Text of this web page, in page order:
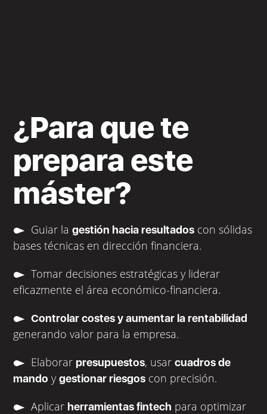
¿Para que te
prepara este
máster?
Guiar lagestión hacia resultados con sólidas
bases técnicas en dirección financiera.
Tomar decisiones estratégicas y liderar
eficazmente el área económico-financiera.
Controlar costes y aumentar la rentabilidad
generando valor para la empresa.
Elaborarpresupuestos, usarcuadros de
mando ygestionar riesgos con precisión.
Aplicar herramientas fintech para optimizar